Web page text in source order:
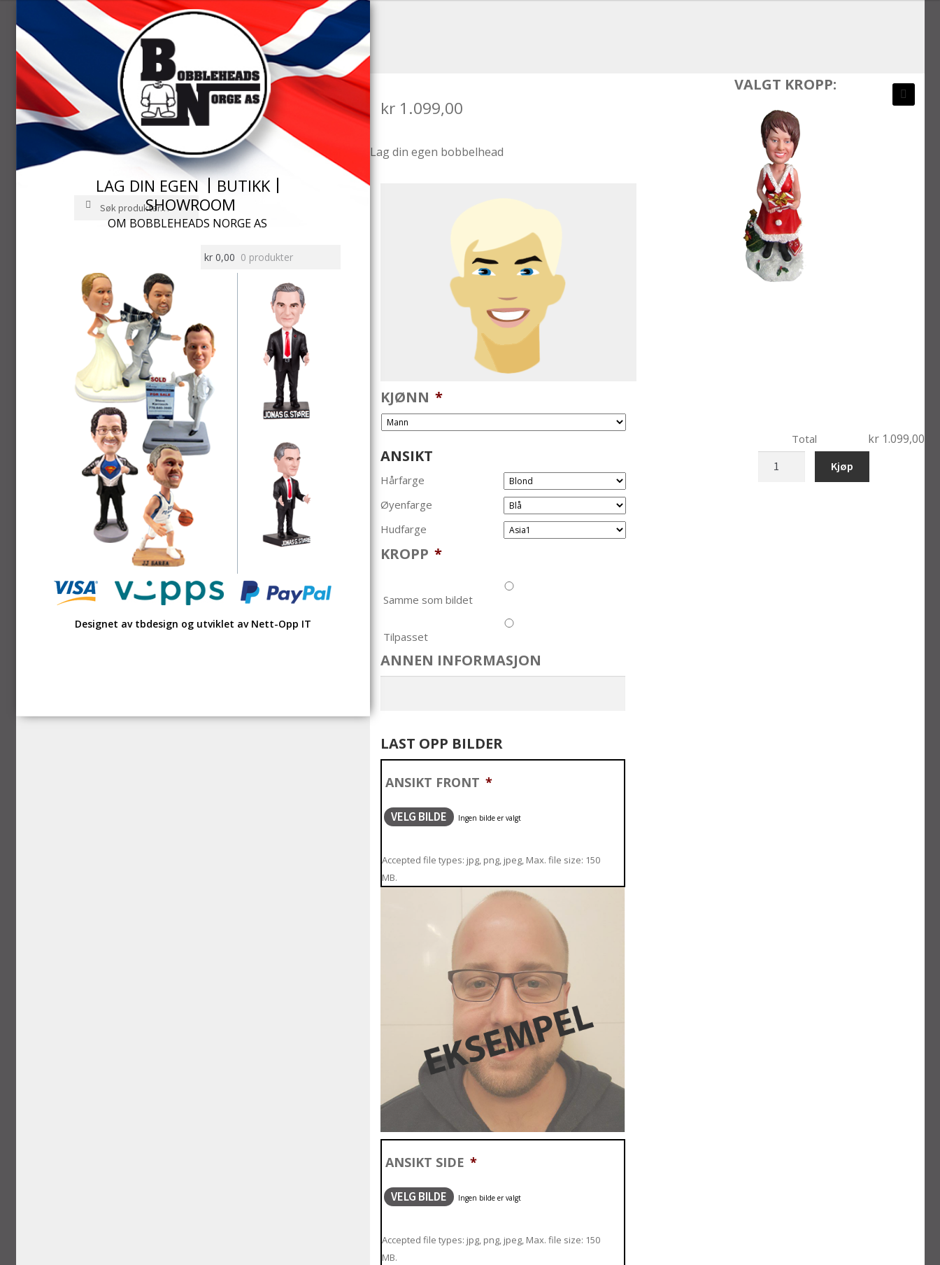
navigasjon
innhold
Søk
Søk
LAG DIN EGEN
BUTIKK
SHOWROOM
OM BOBBLEHEADS NORGE AS
kr0,00 0 produkter
Designet av tbdesign og utviklet av Nett-Opp IT
kr1.099,00
Lag din egen bobbelhead
KJØNN *
ANSIKT
Hårfarge
Øyenfarge
Hudfarge
KROPP *
Samme som bildet
Tilpasset
ANNEN INFORMASJON
LAST OPP BILDER
ANSIKT FRONT *
VELG BILDE
Accepted file types: jpg, png, jpeg, Max. file size: 150
MB.
ANSIKT SIDE *
VELG BILDE
Accepted file types: jpg, png, jpeg, Max. file size: 150
MB.
Total
kr 1.099,00
nikkedukke
Kjøp